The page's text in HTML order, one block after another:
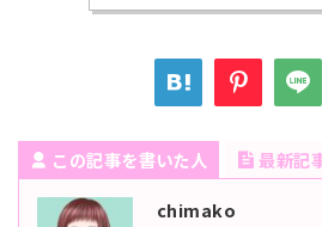
この記事を書いた人
最新記
chimako